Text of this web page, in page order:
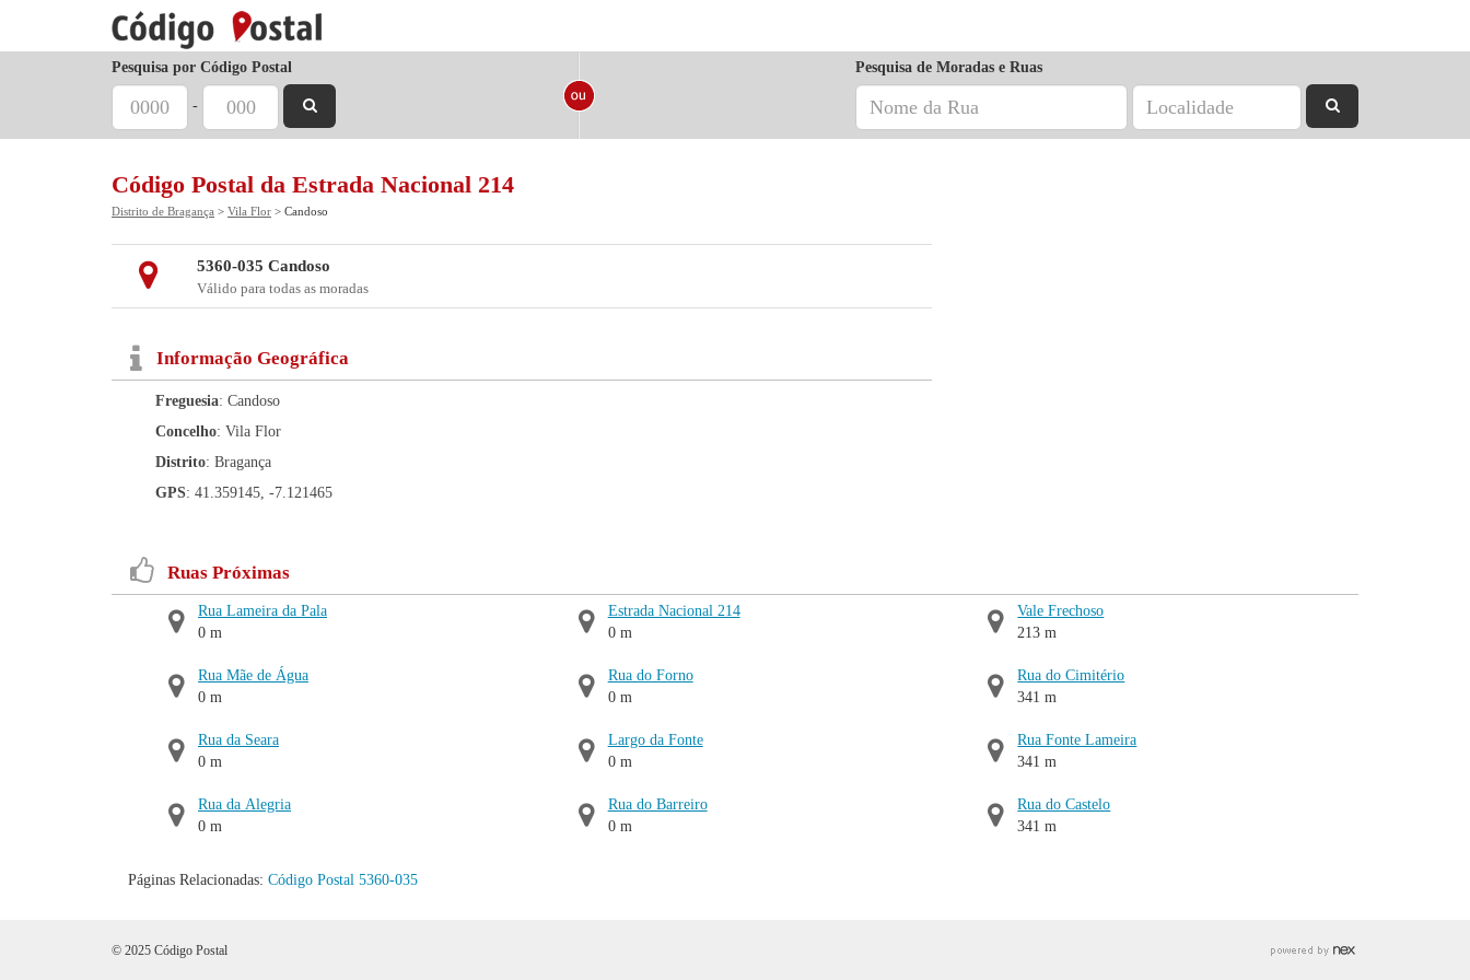
Pesquisa por Código Postal
-
Pesquisa de Moradas e Ruas
Código Postal da Estrada Nacional 214
Distrito de Bragança > Vila Flor > Candoso
5360-035 Candoso
Válido para todas as moradas
Informação Geográfica
Freguesia: Candoso
Concelho: Vila Flor
Distrito: Bragança
GPS: 41.359145, -7.121465
Ruas Próximas
Rua Lameira da Pala
0 m
Rua Mãe de Água
0 m
Rua da Seara
0 m
Rua da Alegria
0 m
Estrada Nacional 214
0 m
Rua do Forno
0 m
Largo da Fonte
0 m
Rua do Barreiro
0 m
Vale Frechoso
213 m
Rua do Cimitério
341 m
Rua Fonte Lameira
341 m
Rua do Castelo
341 m
Páginas Relacionadas: Código Postal 5360-035
© 2025 Código Postal